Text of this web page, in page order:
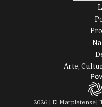
Arte,
2026| El Marplatense|